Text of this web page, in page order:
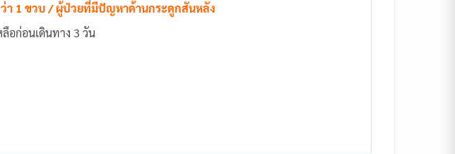
า 1 ขวบ / ผู้ป่วยที่มีปัญหาด้านกระดูกสันหลัง
อก่อนเดินทาง 3 วัน